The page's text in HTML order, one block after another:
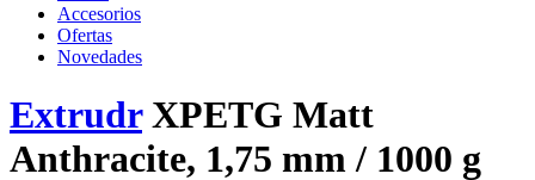
Accesorios
Ofertas
Novedades
ExtrudrXPETG Matt
Anthracite, 1,75 mm / 1000 g